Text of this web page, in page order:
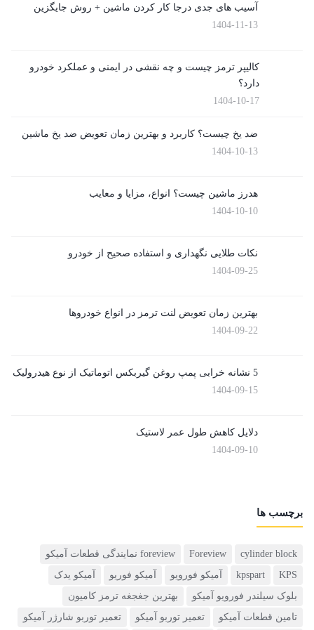
آسیب های جدی درجا کار کردن ماشین + روش جایگزین
1404-11-13
کالیپر ترمز چیست و چه نقشی در ایمنی و عملکرد خودرو
دارد؟
1404-10-17
ضد یخ چیست؟ کاربرد و بهترین زمان تعویض ضد یخ ماشین
1404-10-13
هدرز ماشین چیست؟ انواع، مزایا و معایب
1404-10-10
نکات طلایی نگهداری و استفاده صحیح از خودرو
1404-09-25
بهترین زمان تعویض لنت ترمز در انواع خودروها
1404-09-22
5 نشانه خرابی پمپ روغن گیربکس اتوماتیک از نوع هیدرولیک
1404-09-15
دلایل کاهش طول عمر لاستیک
1404-09-10
برچسب ها
cylinder block
Foreview
foreview نمایندگی قطعات آمیکو
KPS
kpspart آمیکو فورویو آمیکو فوریو
آمیکو یدک
بلوک سیلندر فورویو آمیکو
بهترین جغجغه ترمز کامیون
تامین قطعات آمیکو
تعمیر توربو آمیکو
تعمیر توربو شارژر آمیکو